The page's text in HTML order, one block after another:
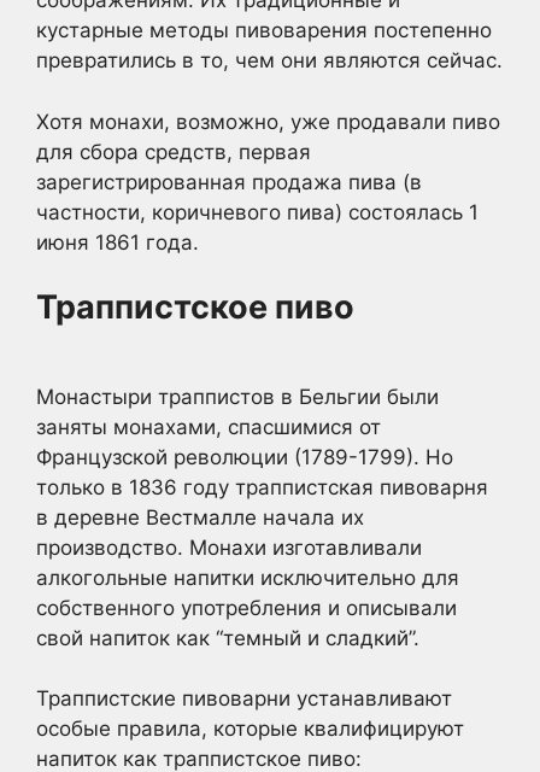
кустарные методы пивоварения постепенно
превратились в то, чем они являются сейчас.
Хотя монахи, возможно, уже продавали пиво
для сбора средств, первая
зарегистрированная продажа пива (в
частности, коричневого пива) состоялась 1
июня 1861 года.
Траппистское пиво
Монастыри траппистов в Бельгии были
заняты монахами, спасшимися от
Французской революции (1789-1799). Но
только в 1836 году траппистская пивоварня
в деревне Вестмалле начала их
производство. Монахи изготавливали
алкогольные напитки исключительно для
собственного употребления и описывали
свой напиток как “темный и сладкий”.
Траппистские пивоварни устанавливают
особые правила, которые квалифицируют
напиток как траппистское пиво: